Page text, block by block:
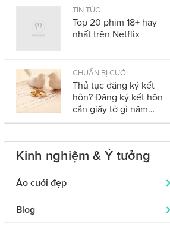
2023
TIN TỨC
Top 20 phim 18+ hay
nhất trên Netflix
CHUẨN BỊ CƯỚI
Thủ tục đăng ký kết
hôn? Đăng ký kết hôn
cần giấy tờ gì năm
2023?
Kinh nghiệm & Ý tưởng
Áo cưới đẹp
Áo dài cưới
319
Blog